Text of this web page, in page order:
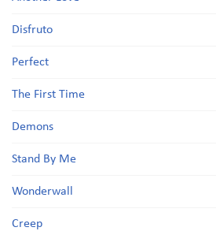
Disfruto
Perfect
The First Time
Demons
Stand By Me
Wonderwall
Creep